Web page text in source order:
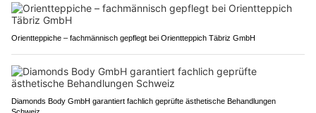
Orientteppiche – fachmännisch gepflegt bei Orientteppich Täbriz GmbH
Diamonds Body GmbH garantiert fachlich geprüfte ästhetische Behandlungen